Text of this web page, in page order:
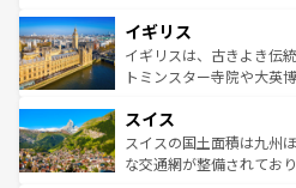
香り高いラベンダー畑な
らに、パリ以外の地域に
も豊かな歴史と文化が息
を参照してほしい。
顔を持つこの国は、どこ
ルリンの文化的活気、バ
してライン川沿いのワイ
は、お酒好きな人にはぜひ体験し
ドイツ情報はコンテンツ
イギリス
イギリスは、古きよき伝
トミンスター寺院や大英
リアごとに異なる魅力が
ティー、ビール好きには
戦など、本場だからこそ
スイス
スイスの国土面積は九州
な交通網が整備されてお